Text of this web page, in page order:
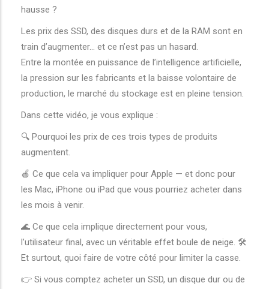
hausse ?
Les prix des SSD, des disques durs et de la RAM sont en
train d’augmenter… et ce n’est pas un hasard.
Entre la montée en puissance de l’intelligence artificielle,
la pression sur les fabricants et la baisse volontaire de
production, le marché du stockage est en pleine tension.
Dans cette vidéo, je vous explique :
🔍 Pourquoi les prix de ces trois types de produits
augmentent.
🍎 Ce que cela va impliquer pour Apple — et donc pour
les Mac, iPhone ou iPad que vous pourriez acheter dans
les mois à venir.
🌊 Ce que cela implique directement pour vous,
l’utilisateur final, avec un véritable effet boule de neige. 🛠️
Et surtout, quoi faire de votre côté pour limiter la casse.
👉 Si vous comptez acheter un SSD, un disque dur ou de